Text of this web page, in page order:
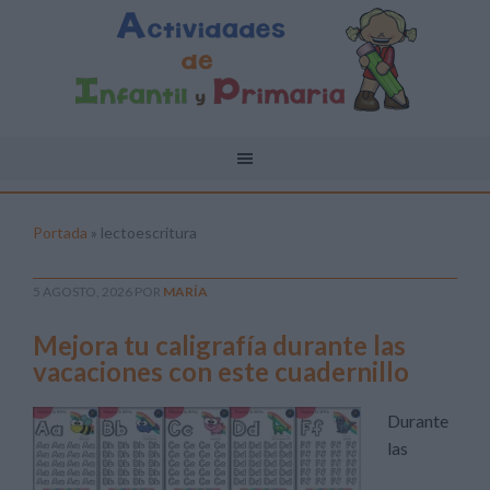
Portada » lectoescritura
5 AGOSTO, 2026 POR MARÍA
Mejora tu caligrafía durante las
vacaciones con este cuadernillo
Durante
las